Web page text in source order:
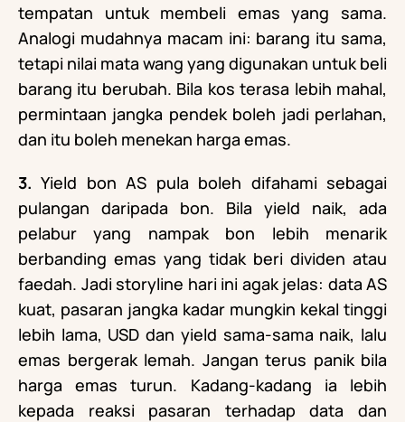
tempatan untuk membeli emas yang sama.
Analogi mudahnya macam ini: barang itu sama,
tetapi nilai mata wang yang digunakan untuk beli
barang itu berubah. Bila kos terasa lebih mahal,
permintaan jangka pendek boleh jadi perlahan,
dan itu boleh menekan harga emas.
3. Yield bon AS pula boleh difahami sebagai
pulangan daripada bon. Bila yield naik, ada
pelabur yang nampak bon lebih menarik
berbanding emas yang tidak beri dividen atau
faedah. Jadi storyline hari ini agak jelas: data AS
kuat, pasaran jangka kadar mungkin kekal tinggi
lebih lama, USD dan yield sama-sama naik, lalu
emas bergerak lemah. Jangan terus panik bila
harga emas turun. Kadang-kadang ia lebih
kepada reaksi pasaran terhadap data dan